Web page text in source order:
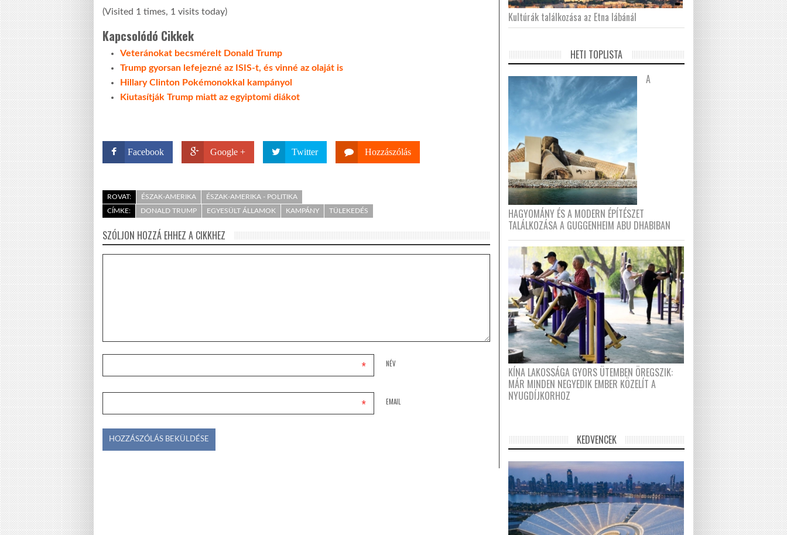
(Visited 1 times, 1 visits today)
Kapcsolódó Cikkek
Veteránokat becsmérelt Donald Trump
Trump gyorsan lefejezné az ISIS-t, és vinné az olaját is
Hillary Clinton Pokémonokkal kampányol
Kiutasítják Trump miatt az egyiptomi diákot
Facebook Google + Twitter Hozzászólás
ROVAT: ÉSZAK-AMERIKA
ÉSZAK-AMERIKA - POLITIKA
CÍMKE:
DONALD TRUMP EGYESÜLT ÁLLAMOK KAMPÁNY TÜLEKEDÉS
SZÓLJON HOZZÁ EHHEZ A CIKKHEZ
NÉV
*
EMAIL
*
Kultúrák találkozása az Etna lábánál
HETI TOPLISTA
A
HAGYOMÁNY ÉS A MODERN ÉPÍTÉSZET
TALÁLKOZÁSA A GUGGENHEIM ABU DHABIBAN
KÍNA LAKOSSÁGA GYORS ÜTEMBEN ÖREGSZIK:
MÁR MINDEN NEGYEDIK EMBER KÖZELÍT A
NYUGDÍJKORHOZ
KEDVENCEK